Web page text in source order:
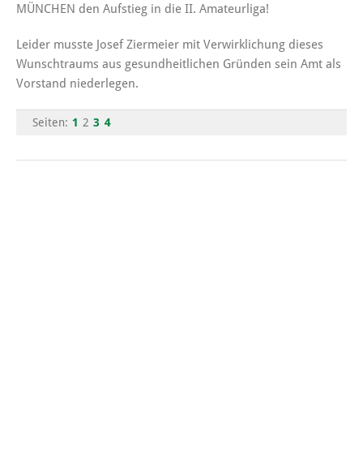
MÜNCHEN den Aufstieg in die II. Amateurliga!
Leider musste Josef Ziermeier mit Verwirklichung dieses
Wunschtraums aus gesundheitlichen Gründen sein Amt als
Vorstand niederlegen.
Seiten: 1 2 3 4